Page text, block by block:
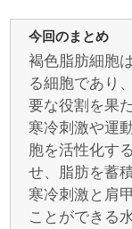
今回のまとめ
褐色脂肪細胞
る細胞であり
要な役割を果
寒冷刺激や運
胞を活性化す
せ、脂肪を蓄
寒冷刺激と肩
ことができる